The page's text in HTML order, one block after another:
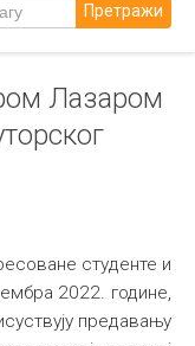
Претражи
Лазаром
студенте и
2022. године,
предавању